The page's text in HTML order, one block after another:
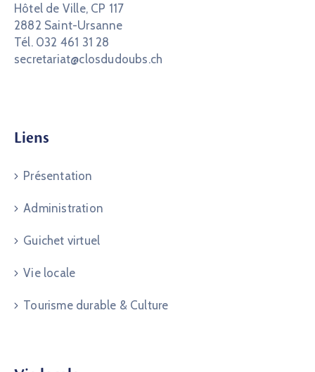
Hôtel de Ville, CP 117
2882 Saint-Ursanne
Tél. 032 461 31 28
secretariat@closdudoubs.ch
Liens
Présentation
Administration
Guichet virtuel
Vie locale
Tourisme durable & Culture